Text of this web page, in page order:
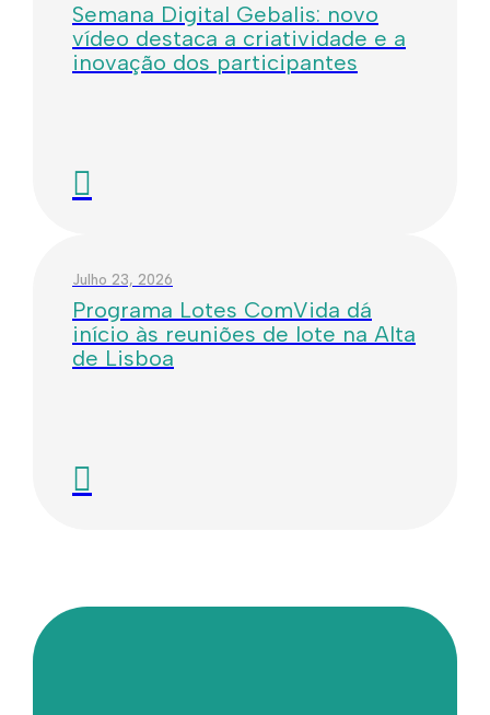
Semana Digital Gebalis: novo
vídeo destaca a criatividade e a
inovação dos participantes
Julho 23, 2026
Programa Lotes ComVida dá
início às reuniões de lote na Alta
de Lisboa